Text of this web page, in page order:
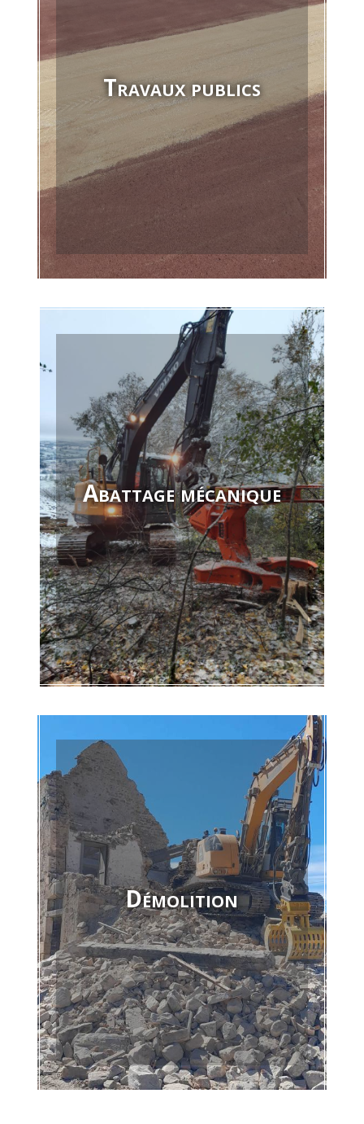
Travaux publics
Travaux publics
En savoir +
Abattage mécanique
Abattage mécanique
En savoir +
Démolition